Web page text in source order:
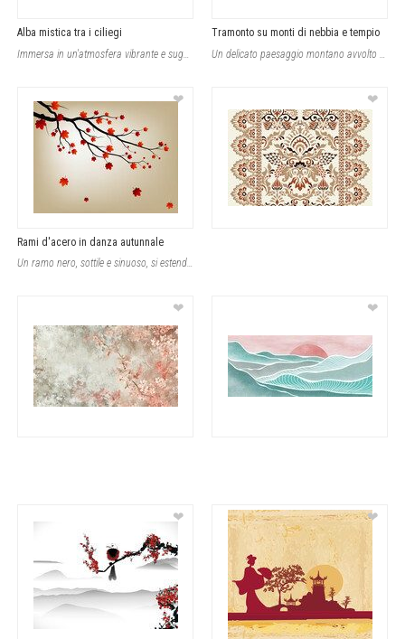
Alba mistica tra i ciliegi
Immersa in un'atmosfera vibrante e suggestiva, questa carta da parati cattura un
Tramonto su monti di nebbia e tempio
Un delicato paesaggio montano avvolto dalla nebbia si apre davanti agli occhi, c
❤
Rami d'acero in danza autunnale
Un ramo nero, sottile e sinuoso, si estende delicatamente contro uno sfondo sfum
❤
❤ ❤
❤ ❤